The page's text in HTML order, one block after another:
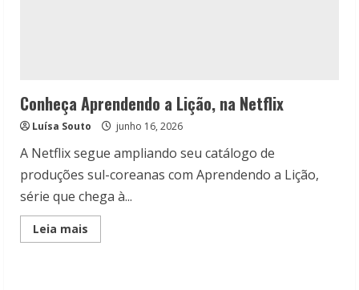
Conheça Aprendendo a Lição, na Netflix
Luísa Souto junho 16, 2026
A Netflix segue ampliando seu catálogo de
produções sul-coreanas com Aprendendo a Lição,
série que chega à...
Leia mais
more